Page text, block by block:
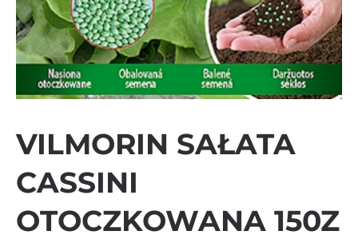
VILMORIN SAŁATA
CASSINI
OTOCZKOWANA 150Z